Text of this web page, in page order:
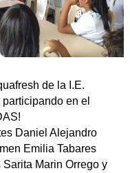
de la I.E.
en el
Daniel Alejandro
Emilia Tabares
Marin Orrego y